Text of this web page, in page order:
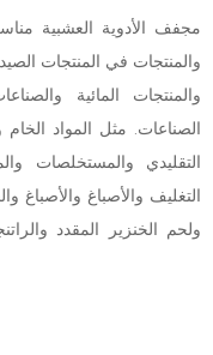
مجفف الأدوية العشبية
والمنتجات في المنتجات
والمنتجات المائية
الصناعات. مثل المواد
التقليدي والمستخلصات
التغليف والأصباغ والأصباغ
ولحم الخنزير المقدد